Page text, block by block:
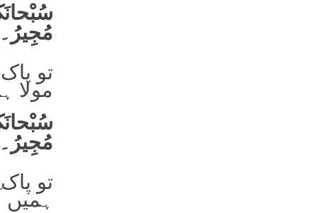
مُجِیرُ۔
تو
مولا
مُجِیرُ۔
تو
ہمیں